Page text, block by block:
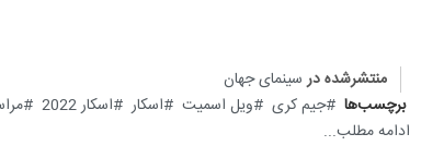
منتشرشده در سینمای جهان
برچسب‌ها
جیم کری ویل اسمیت اسکار اسکار 2022
ادامه مطلب...